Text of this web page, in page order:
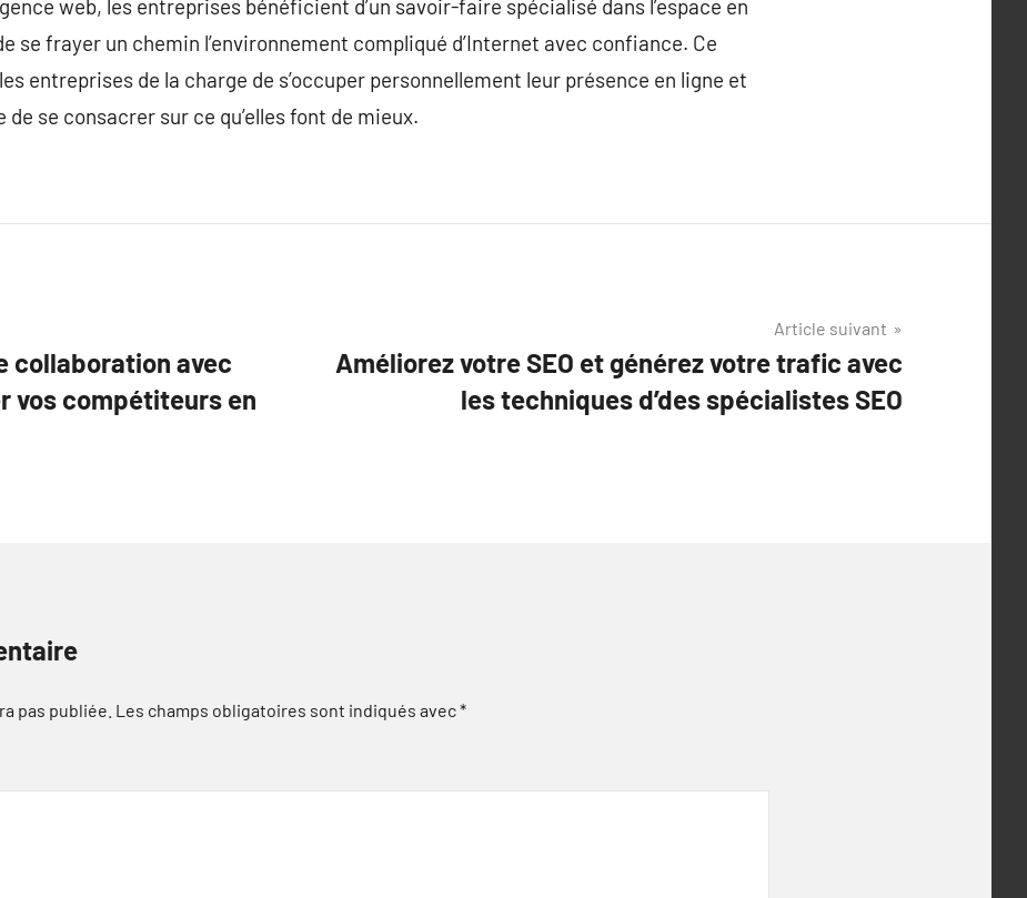
web, les entreprises bénéficient d’un savoir-faire spécialisé dans l’espace en
se frayer un chemin l’environnement compliqué d’Internet avec confiance. Ce
entreprises de la charge de s’occuper personnellement leur présence en ligne et
se consacrer sur ce qu’elles font de mieux.
collaboration avec
vos compétiteurs en
Article suivant
Améliorez votre SEO et générez votre trafic avec
les techniques d’des spécialistes SEO
pas publiée. Les champs obligatoires sont indiqués avec*